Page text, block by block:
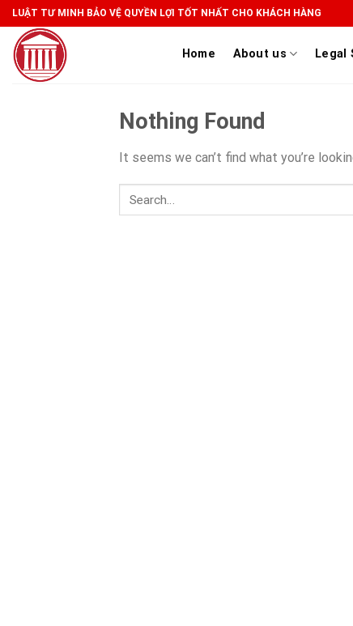
Skip
to
content
LUẬT TƯ MINH BẢO VỆ QUYỀN LỢI TỐT NHẤT CHO KHÁCH HÀNG
Home About us Legal
Nothing Found
It seems we can’t find what you’re